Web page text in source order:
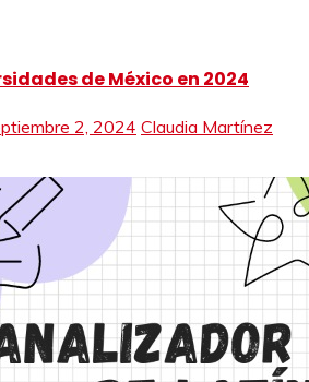
de México en 2024
2, 2024 Claudia Martínez